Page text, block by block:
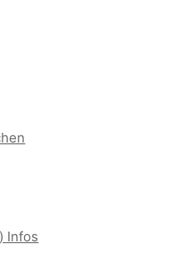
Infos